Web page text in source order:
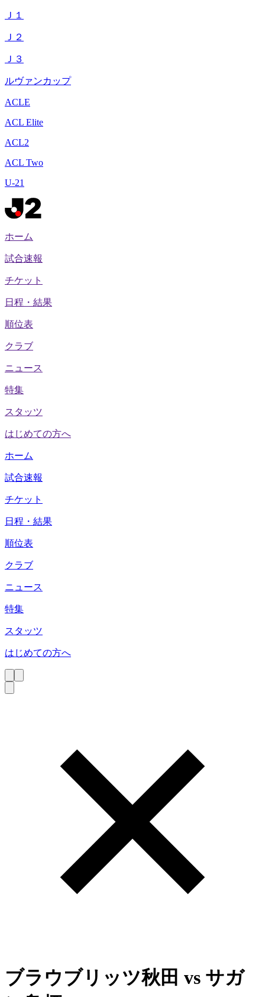
Ｊ１
Ｊ２
Ｊ３
ルヴァンカップ
ACLE
ACL Elite
ACL2
ACL Two
U-21
ホーム
試合速報
チケット
日程・結果
順位表
クラブ
ニュース
特集
スタッツ
はじめての方へ
ホーム
試合速報
チケット
日程・結果
順位表
クラブ
ニュース
特集
スタッツ
はじめての方へ
ブラウブリッツ秋田 vs サガ